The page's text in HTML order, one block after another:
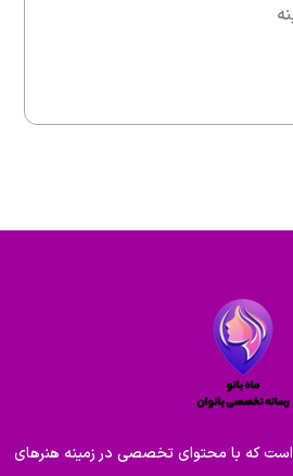
است که با محتوای تخصصی در زمینه هنرهای